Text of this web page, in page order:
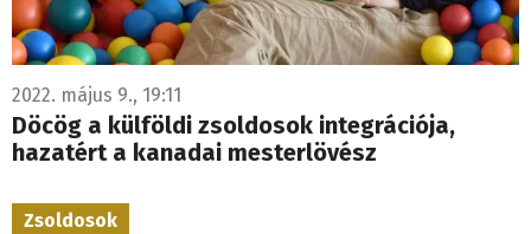
2022. május 9., 19:11
Döcög a külföldi zsoldosok integrációja,
hazatért a kanadai mesterlövész
Zsoldosok